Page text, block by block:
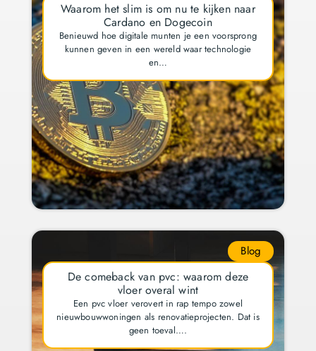
Waarom het slim is om nu te kijken naar
Cardano en Dogecoin
Benieuwd hoe digitale munten je een voorsprong
kunnen geven in een wereld waar technologie
en…
Blog
De comeback van pvc: waarom deze
vloer overal wint
Een pvc vloer verovert in rap tempo zowel
nieuwbouwwoningen als renovatieprojecten. Dat is
geen toeval….